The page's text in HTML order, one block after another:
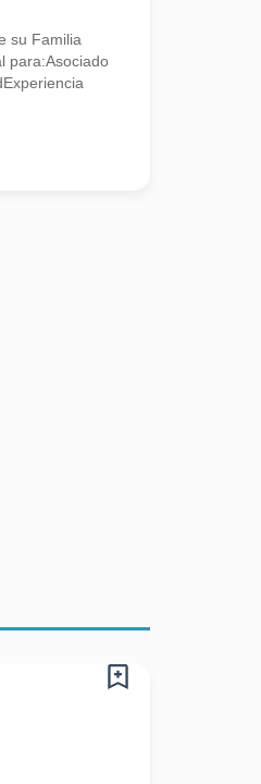
su Familia
para:Asociado